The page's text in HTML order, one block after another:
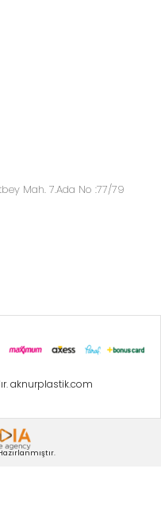
Mah. 7.Ada No :77/79
aknurplastik.com